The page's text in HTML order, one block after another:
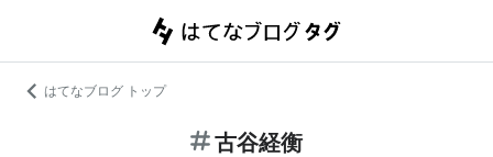
はてなブログ トップ
古谷経衡